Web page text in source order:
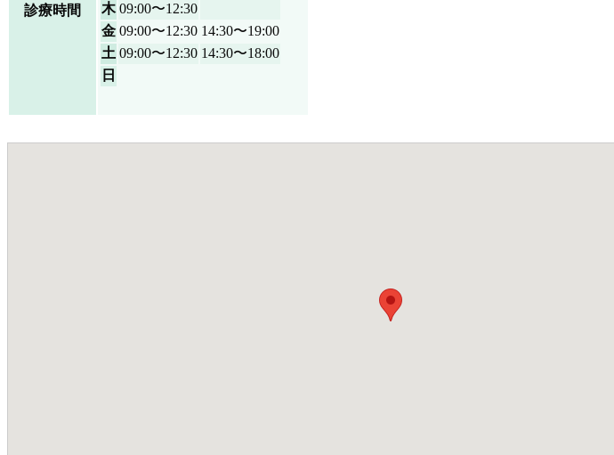
診療時間
木 09:00〜12:30
金 09:00〜12:30 14:30〜19:00
土 09:00〜12:30 14:30〜18:00
日